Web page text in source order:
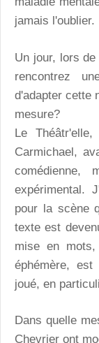
jamais l'oublier.
Un jour, lors
rencontrez
d'adapter cette
mesure?
Le
Carmichael,
comédienne,
expérimental.
pour la scène
texte est
mise en
éphémère,
joué, en
Dans quelle
Chevrier ont